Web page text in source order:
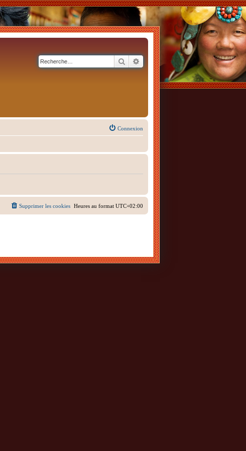
RechercherRecherche avancée
Connexion
Heures au format UTC+02:00
Supprimer les cookies